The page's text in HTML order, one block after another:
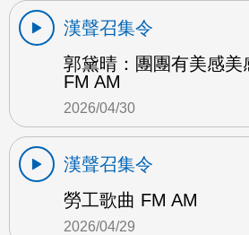
漢聲召集令
郭黛晴：團團有美感美
FM AM
2026/04/30
漢聲召集令
勞工歌曲 FM AM
2026/04/29